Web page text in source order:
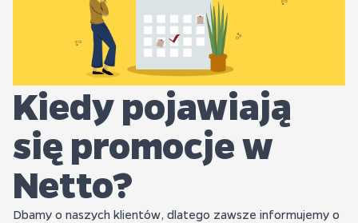
Kiedy pojawiają
się promocje w
Netto?
Dbamy o naszych klientów, dlatego zawsze informujemy o